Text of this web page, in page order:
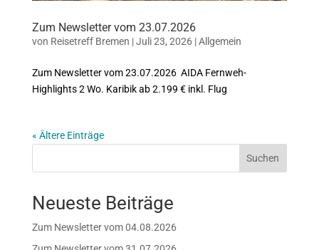
Zum Newsletter vom 23.07.2026
von Reisetreff Bremen |Juli 23, 2026|Allgemein
Zum Newsletter vom 23.07.2026 AIDA Fernweh-
Highlights 2 Wo. Karibik ab 2.199 € inkl. Flug
« Ältere Einträge
Suchen
Neueste Beiträge
Zum Newsletter vom 04.08.2026